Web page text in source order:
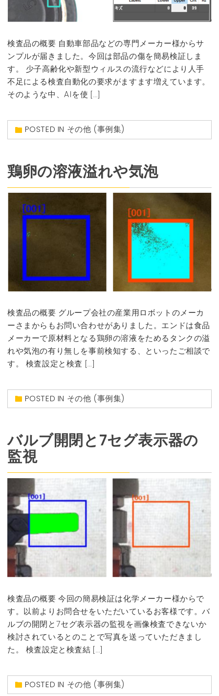
検査品の概要 自動車部品などの専門メーカー様からサ
ンプルが届きました。今回は部品の傷を簡易検証しま
す。 少子高齢化や新型ウィルスの流行などにより人手
不足による検査自動化の要求がますます増えています。
そのような中、AIを使 […]
POSTED IN その他 (事例集)
鶏卵の溶液溢れや気泡
検査品の概要 グループ会社の産業用ロボットのメーカ
ーさまからもお問い合わせがありました。エンドは食品
メーカーで原材料となる鶏卵の溶液をためるタンクの溢
れや気泡の有り無しを事前検知する、といったご相談で
す。 検査設定と検査 […]
POSTED IN その他 (事例集)
バルブ開閉と7セグ表示器の
監視
検査品の概要 今回の簡易検証は化学メーカー様からで
す。以前よりお問合せをいただいているお客様です。バ
ルブの開閉と7セグ表示器の監視を画像検査できないか
検討されているとのことで写真を送っていただきまし
た。 検査設定と検査結 […]
POSTED IN その他 (事例集)